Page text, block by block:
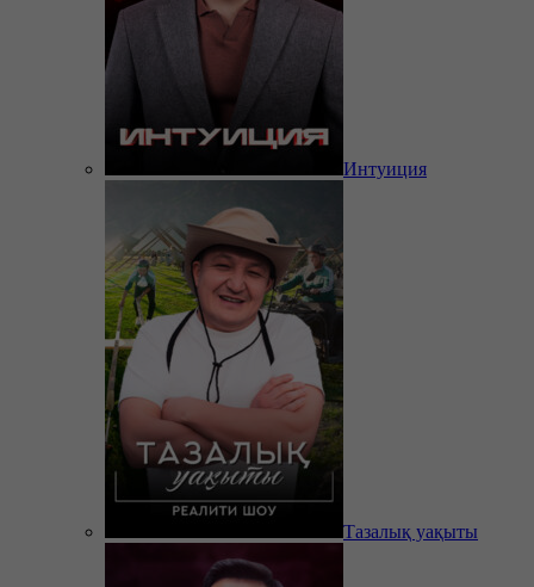
Интуиция
Тазалық уақыты